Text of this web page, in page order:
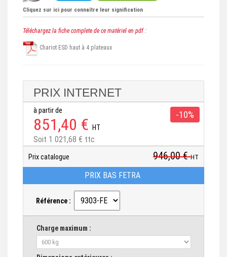
Cliquez sur ici pour connaître leur signification
Téléchargez la fiche complete de ce matériel en pdf :
Chariot ESD haut à 4 plateaux
PRIX INTERNET
à partir de
851,40 € HT
Soit 1 021,68 € ttc
-10%
Prix catalogue 946,00 €HT
PRIX BAS FETRA
Référence :
Charge maximum :